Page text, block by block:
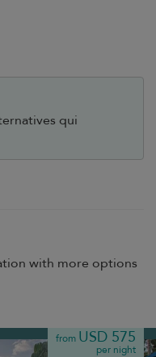
qui
with more options
from USD 575
per night